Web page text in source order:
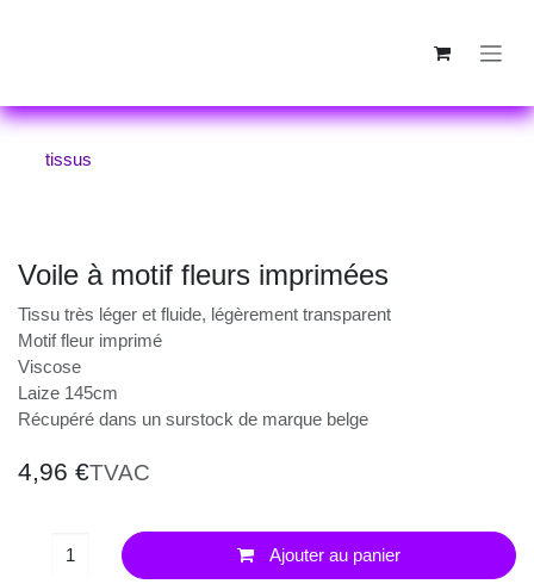
tissus
Voile à motif fleurs imprimées
Tissu très léger et fluide, légèrement transparent
Motif fleur imprimé
Viscose
Laize 145cm
Récupéré dans un surstock de marque belge
4,96 €TVAC
Ajouter au panier